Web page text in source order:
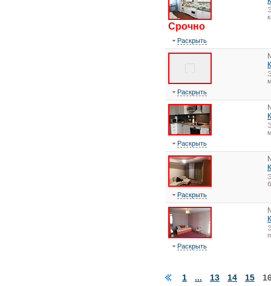
Срочно
Раскрыть
Раскрыть
Раскрыть
Раскрыть
Раскрыть
1 ... 13 14 15